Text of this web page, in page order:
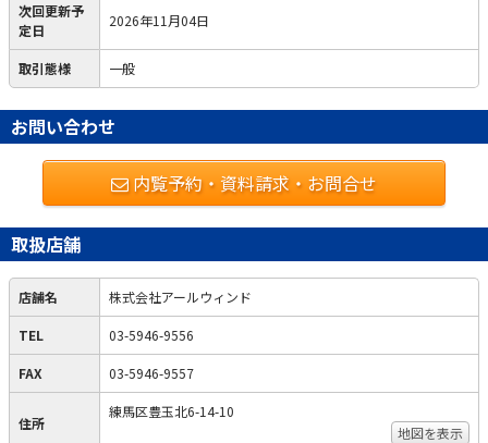
次回更新予
定日
2026年11月04日
取引態様 一般
お問い合わせ
内覧予約・資料請求・お問合せ
取扱店舗
店舗名 株式会社アールウィンド
TEL 03-5946-9556
FAX 03-5946-9557
住所
練馬区豊玉北6-14-10
地図を表示